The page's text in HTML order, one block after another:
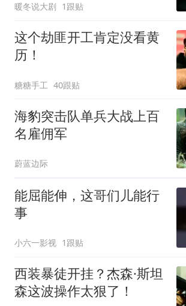
暖冬说大剧 1跟贴
这个劫匪开工肯定没看黄
历！
糖糖手工 40跟贴
海豹突击队单兵大战上百
名雇佣军
蔚蓝边际
能屈能伸，这哥们儿能行
事
小六一影视 1跟贴
西装暴徒开挂？杰森·斯坦
森这波操作太狠了！